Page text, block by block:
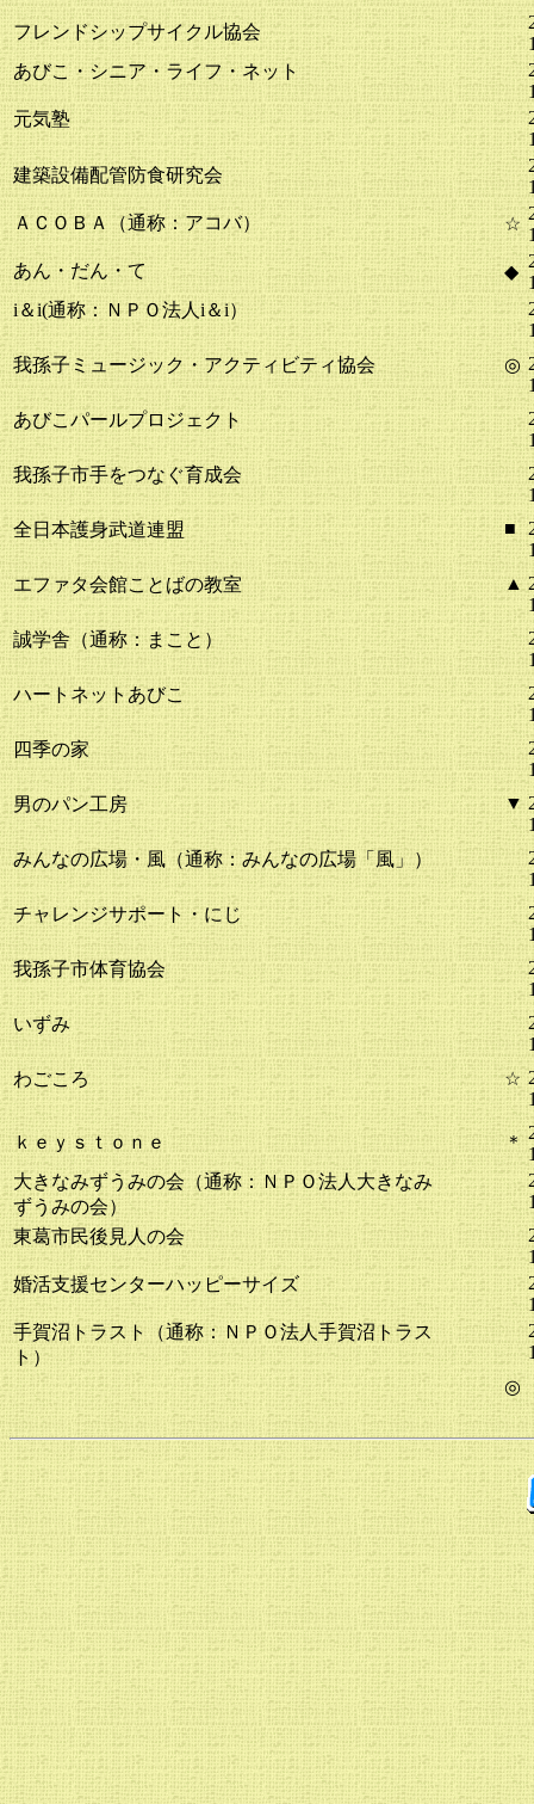
フレンドシップサイクル協会
あびこ・シニア・ライフ・ネット
元気塾
建築設備配管防食研究会
ＡＣＯＢＡ（通称：アコバ）
☆
あん・だん・て
◆
i＆i(通称：ＮＰＯ法人i＆i）
我孫子ミュージック・アクティビティ協会
◎
あびこパールプロジェクト
我孫子市手をつなぐ育成会
全日本護身武道連盟
■
エファタ会館ことばの教室
▲
誠学舎（通称：まこと）
ハートネットあびこ
四季の家
男のパン工房
▼
みんなの広場・風（通称：みんなの広場「風」）
チャレンジサポート・にじ
我孫子市体育協会
いずみ
わごころ
☆
ｋｅｙｓｔｏｎｅ ＊
大きなみずうみの会（通称：ＮＰＯ法人大きなみ
ずうみの会）
東葛市民後見人の会
婚活支援センターハッピーサイズ
手賀沼トラスト（通称：ＮＰＯ法人手賀沼トラス
ト）
◎